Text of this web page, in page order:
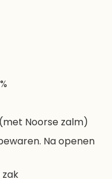
Noorse zalm)
Na openen